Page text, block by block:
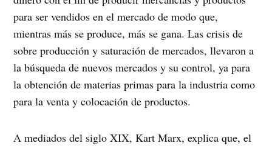
para ser vendidos en el mercado de modo que,
mientras más se produce, más se gana. Las crisis de
sobre producción y saturación de mercados, llevaron a
la búsqueda de nuevos mercados y su control, ya para
la obtención de materias primas para la industria como
para la venta y colocación de productos.
A mediados del siglo XIX, Kart Marx, explica que, el